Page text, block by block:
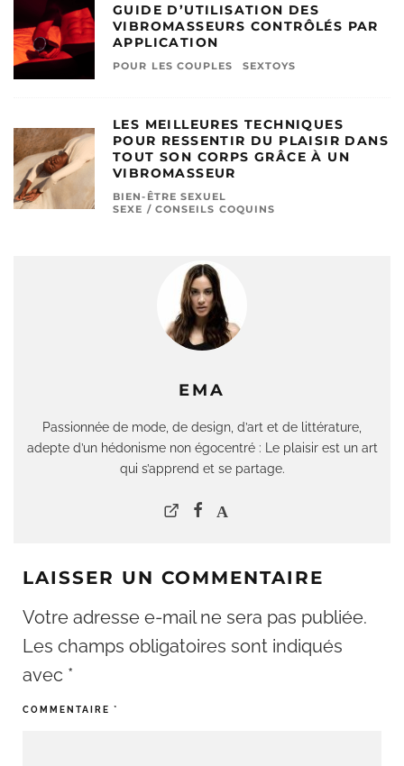
EMA
Passionnée de mode, de design, d’art et de littérature,
adepte d’un hédonisme non égocentré : Le plaisir est un art
qui s’apprend et se partage.
GUIDE D’UTILISATION DES
VIBROMASSEURS CONTRÔLÉS PAR
APPLICATION
POUR LES COUPLES SEXTOYS
LES MEILLEURES TECHNIQUES
POUR RESSENTIR DU PLAISIR DANS
TOUT SON CORPS GRÂCE À UN
VIBROMASSEUR
BIEN-ÊTRE SEXUEL
SEXE / CONSEILS COQUINS
LAISSER UN COMMENTAIRE
Votre adresse e-mail ne sera pas publiée.
Les champs obligatoires sont indiqués
avec *
COMMENTAIRE *